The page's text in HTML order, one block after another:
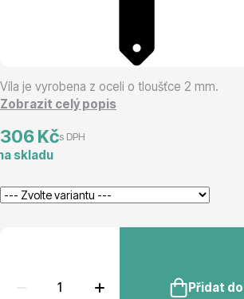
Magnólie
Semena, sadba
Víla je vyrobena z oceli o tloušťce 2 mm.
Zobrazit celý popis
306 Kčs DPH
skladu
Přidat